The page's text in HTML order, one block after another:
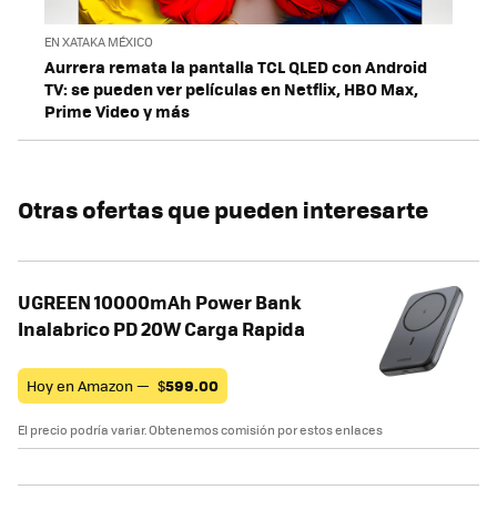
EN XATAKA MÉXICO
Aurrera remata la pantalla TCL QLED con Android
TV: se pueden ver películas en Netflix, HBO Max,
Prime Video y más
Otras ofertas que pueden interesarte
UGREEN 10000mAh Power Bank
Inalabrico PD 20W Carga Rapida
Hoy en Amazon — $599.00
El precio podría variar. Obtenemos comisión por estos enlaces